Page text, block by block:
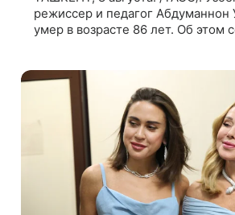
режиссер и педагог Абдуманнон
умер в возрасте 86 лет. Об этом